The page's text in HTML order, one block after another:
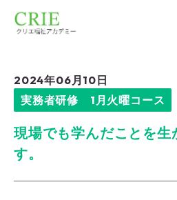
2024年06月10日
実務者研修 1月火曜コース
現場でも学んだことを生
す。